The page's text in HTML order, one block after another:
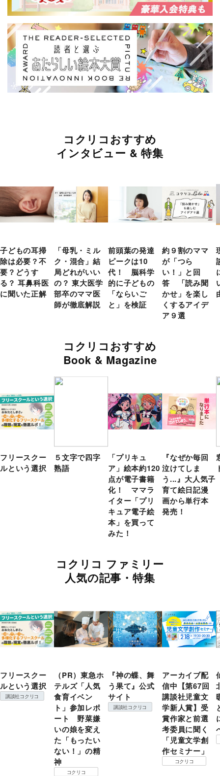
コクリコおすすめ
インタビュー & 特集
子どもの耳掃
除は必要？不
要？どうす
る？ 耳鼻科医
に聞いた正解
「母乳・ミル
ク・混合」結
局どれがいい
の？ 東大医学
部卒のママ医
師が徹底解説
前頭葉の発達
ピークは10
代！ 脳科学
的に子どもの
「ならいご
と」を検証
約９割のママ
が「つら
い！」と回
答 「読み聞
かせ」を楽し
くするアイデ
ア９選
コクリコおすすめ
Book & Magazine
フリースクー
ルという選択
５文字で四字
熟語
「プリキュ
ア」絵本約120
点が電子書籍
化！ ママラ
イター「プリ
キュア電子絵
本」を買って
みた！
『なぜか毎回
泣けてしま
う...』大人気子
育て絵日記漫
画から単行本
発売！
コクリコ ファミリー
人気の記事・特集
フリースクー
ルという選択
講談社コクリコ
（PR）東急ホ
テルズ「人気
食育イベン
ト」参加レポ
ート 野菜嫌
いの娘を変え
た「もったい
ない！」の精
神
コクリコ
『神の蝶、舞
う果て』公式
サイト
講談社コクリコ
アーカイブ配
信中【第67回
講談社児童文
学新人賞】受
賞作家と前選
考委員に聞く
「児童文学創
作セミナー」
コクリコ